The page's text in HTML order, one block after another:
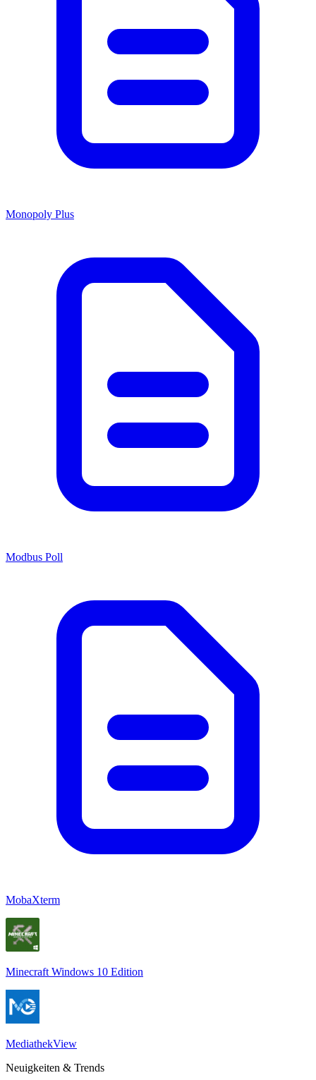
Monopoly Plus
Modbus Poll
MobaXterm
Minecraft Windows 10 Edition
MediathekView
Neuigkeiten & Trends